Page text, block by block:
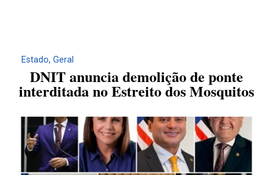
Estado, Geral
DNIT anuncia demolição de ponte
interditada no Estreito dos Mosquitos